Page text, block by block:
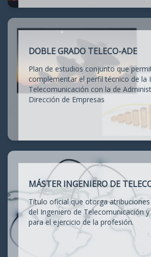
DOBLE GRADO TELECO-ADE
Plan de estudios conjunto que
complementar el perfil técnico de la
Telecomunicación con la de
Dirección de Empresas
MÁSTER INGENIERO DE
Título oficial que otorga
del Ingeniero de Telecomunicación
para el ejercicio de la profesión.